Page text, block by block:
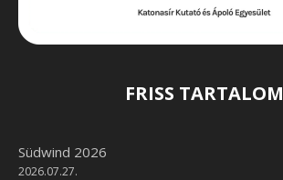
FRISS TARTALOM
Südwind 2026
2026.07.27.